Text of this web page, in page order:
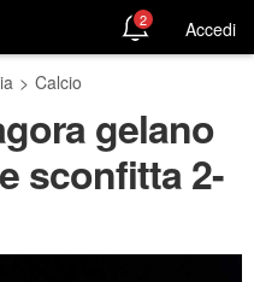
2 Accedi
> Calcio
gelano
sconfitta 2-